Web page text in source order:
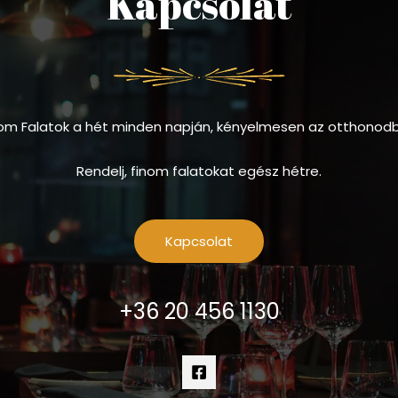
Falatok a hét minden napján, kényelmesen az
Rendelj, finom falatokat egész hétre.
Kapcsolat
+36 20 456 1130